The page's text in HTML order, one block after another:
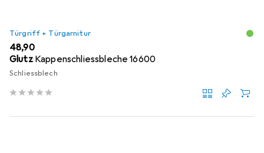
Türgriff + Türgarnitur
EUR
48,90
Glutz Kappenschliessbleche 16600
Schliessblech